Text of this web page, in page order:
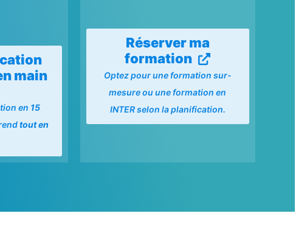
main
en 15
tout en
Réserver ma
formation
Optez pour une formation sur-
mesure ou une formation en
INTER selon la planification.